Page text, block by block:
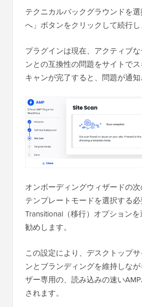
テクニカルバックグラウンドを
へ」ボタンをクリックして続行し
プラグインは現在、アクティブ
ンとの互換性の問題をサイトで
キャンが完了すると、問題が通知
オンボーディングウィザードの次
テンプレートモードを選択する必
Transitional（移行）オプション
勧めします。
この設定により、デスクトップ
ンとブランディングを維持しな
ザー専用の、読み込みの速い
されます。